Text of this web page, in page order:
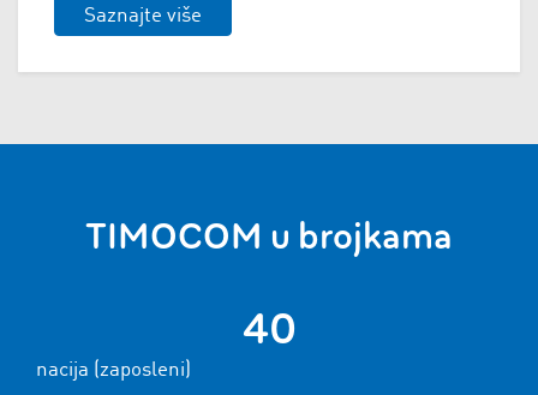
Saznajte više
TIMOCOM u brojkama
40
nacija (zaposleni)